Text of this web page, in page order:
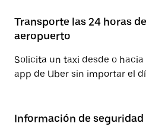
Transporte las 24 horas
aeropuerto
Solicita un taxi desde o
app de Uber sin importar el
Información de seguridad